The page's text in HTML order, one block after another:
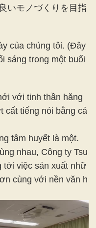
いモノづくりを目指
của chúng tôi. (Đây
sáng trong một buổi
với tinh thần hăng
cất tiếng nói bằng cả
tâm huyết là một.
nhau, Công ty Tsu
tới việc sản xuất nhữ
cùng với nền văn h